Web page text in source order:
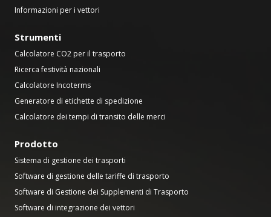
Informazioni per i vettori
Strumenti
Calcolatore CO2 per il trasporto
Ricerca festività nazionali
Calcolatore Incoterms
Generatore di etichette di spedizione
Calcolatore dei tempi di transito delle merci
Prodotto
Sistema di gestione dei trasporti
Software di gestione delle tariffe di trasporto
Software di Gestione dei Supplementi di Trasporto
Software di integrazione dei vettori